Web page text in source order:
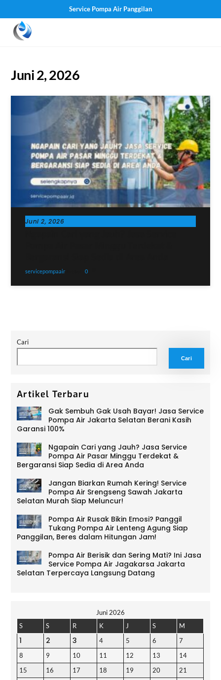
Service Pompa Air Panggilan
Juni 2, 2026
Juni 2, 2026
servicepompaair 0
Cari
Cari
Artikel Terbaru
Gak Sembuh Gak Usah Bayar! Jasa Service
Pompa Air Jakarta Selatan Berani Kasih
Garansi 100%
Ngapain Cari yang Jauh? Jasa Service
Pompa Air Pasar Minggu Terdekat &
Bergaransi Siap Sedia di Area Anda
Jangan Biarkan Rumah Kering! Service
Pompa Air Srengseng Sawah Jakarta
Selatan Murah Siap Meluncur!
Pompa Air Rusak Bikin Emosi? Panggil
Tukang Pompa Air Lenteng Agung Siap
Panggilan, Beres dalam Hitungan Jam!
Pompa Air Berisik dan Sering Mati? Ini Jasa
Service Pompa Air Jagakarsa Jakarta
Selatan Terpercaya Langsung Datang
Juni 2026
S
S R K J S M
1 2 3 4 5 6
7
8
9 10 11 12 13
14
15
16 17 18 19 20
21